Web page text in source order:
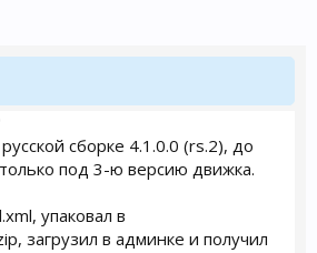
сборке 4.1.0.0 (rs.2), до
под 3-ю версию движка.
упаковал в
загрузил в админке и получил